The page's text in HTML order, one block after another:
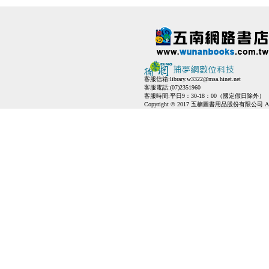
客服信箱:library.w3322@msa.hinet.net
客服電話:(07)2351960
客服時間:平日9：30-18：00（國定假日除外）
Copyright © 2017 五楠圖書用品股份有限公司